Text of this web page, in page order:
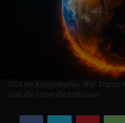
USA im Kriegsmodus: Wie Trump
und die Generäle anblasen